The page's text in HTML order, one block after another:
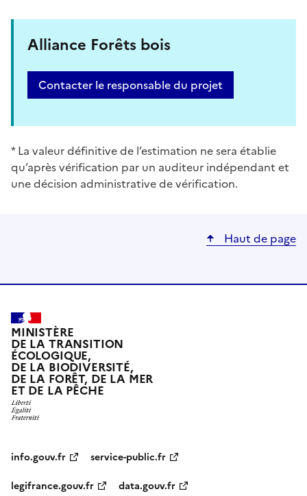
Alliance Forêts bois
Contacter le responsable du projet
* La valeur définitive de l’estimation ne sera établie
qu’après vérification par un auditeur indépendant et
une décision administrative de vérification.
Haut de page
MINISTÈRE
DE LA TRANSITION
ÉCOLOGIQUE,
DE LA BIODIVERSITÉ,
DE LA FORÊT, DE LA MER
ET DE LA PÊCHE
info.gouv.fr
service-public.fr
legifrance.gouv.fr
data.gouv.fr